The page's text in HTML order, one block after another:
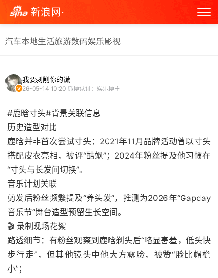
新浪网·
汽车本地生活旅游数码娱乐影视
我要剥削你的谎
26-05-14 10:20 微博认证：娱乐博主
#鹿晗寸头#背景关联信息
历史造型对比
鹿晗并非首次尝试寸头：2021年11月品牌活动曾以寸头
搭配皮衣亮相，被评“酷飒”；2024年粉丝提及他习惯在
“寸头与长发间切换”。
音乐计划关联
剪发后粉丝频繁提及“养头发”，推测为2026年“Gapday
音乐节”舞台造型预留生长空间。
🎬 录制现场花絮
路透细节：有粉丝观察到鹿晗剃头后“略显害羞，低头快
步行走”，但其他镜头中他大方露脸，被赞“脸比帽檐
小”；